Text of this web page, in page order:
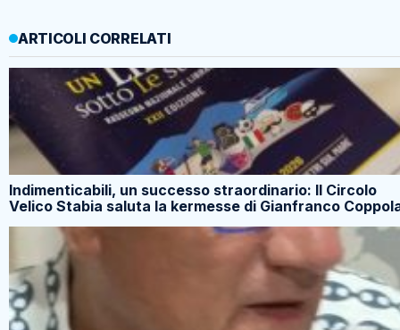
ARTICOLI CORRELATI
Indimenticabili, un successo straordinario: Il Circolo
Velico Stabia saluta la kermesse di Gianfranco